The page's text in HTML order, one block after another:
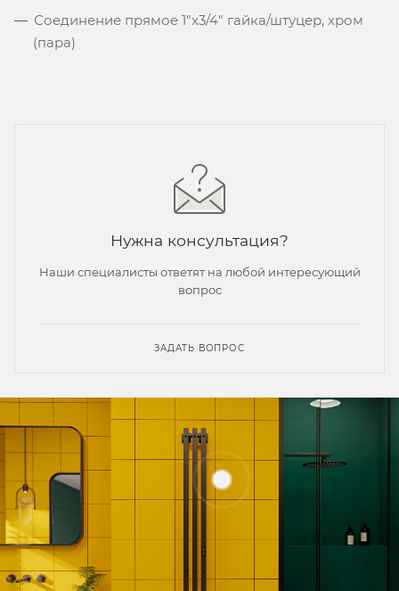
Соединение прямое 1"x3/4" гайка/штуцер, хром
(пара)
Нужна консультация?
Наши специалисты ответят на любой интересующий
вопрос
ЗАДАТЬ ВОПРОС